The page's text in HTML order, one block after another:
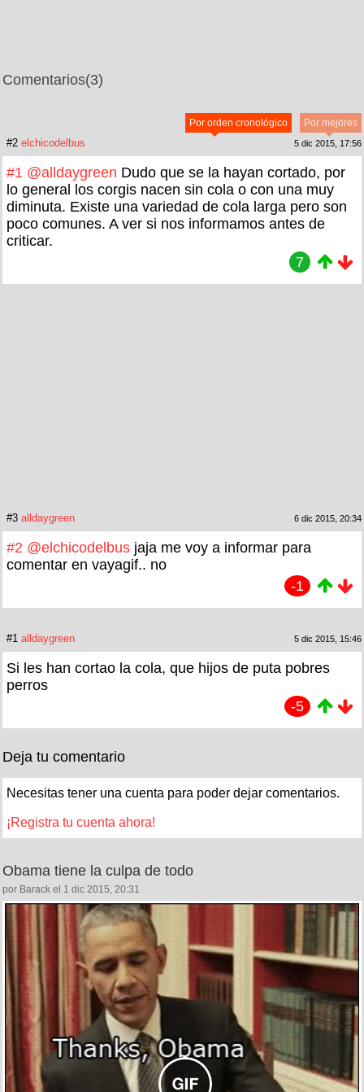
Comentarios(3)
Por mejores
Por orden cronológico
#2 elchicodelbus 5 dic 2015, 17:56
#1 @alldaygreen Dudo que se la hayan cortado, por
lo general los corgis nacen sin cola o con una muy
diminuta. Existe una variedad de cola larga pero son
poco comunes. A ver si nos informamos antes de
criticar.
7
#3 alldaygreen 6 dic 2015, 20:34
#2 @elchicodelbus jaja me voy a informar para
comentar en vayagif.. no
-1
#1 alldaygreen 5 dic 2015, 15:46
Si les han cortao la cola, que hijos de puta pobres
perros
-5
Deja tu comentario
Necesitas tener una cuenta para poder dejar comentarios.
¡Registra tu cuenta ahora!
Obama tiene la culpa de todo
por Barack el 1 dic 2015, 20:31